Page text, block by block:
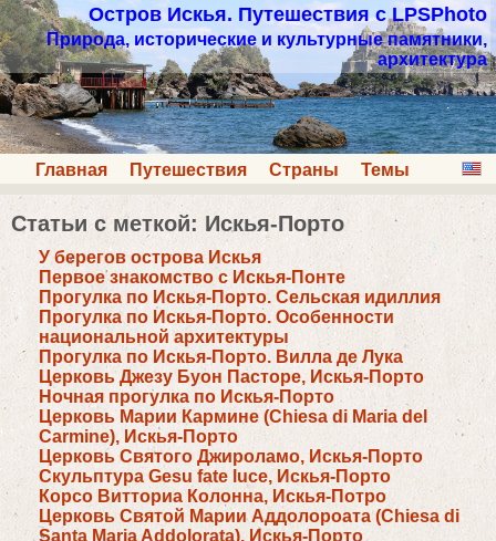
Остров Искья. Путешествия с LPSPhoto
Природа, исторические и культурные памятники,
архитектура
Главная Путешествия Страны Темы
Статьи с меткой: Искья-Порто
У берегов острова Искья
Первое знакомство с Искья-Понте
Прогулка по Искья-Порто. Сельская идиллия
Прогулка по Искья-Порто. Особенности
национальной архитектуры
Прогулка по Искья-Порто. Вилла де Лука
Церковь Джезу Буон Пасторе, Искья-Порто
Ночная прогулка по Искья-Порто
Церковь Марии Кармине (Chiesa di Maria del
Carmine), Искья-Порто
Церковь Святого Джироламо, Искья-Порто
Скульптура Gesu fate luce, Искья-Порто
Корсо Витториа Колонна, Искья-Потро
Церковь Святой Марии Аддолороата (Chiesa di
Santa Maria Addolorata), Искья-Порто